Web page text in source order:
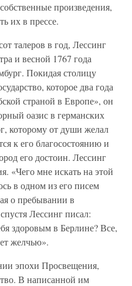
произведения,
их в прессе.
талеров в год, Лессинг
и весной 1767 года
Покидая столицу
которое два года
страной в Европе», он
оазис в германских
которому от души желал
к его благосостоянию и
его достоин. Лессинг
«Чего мне искать на этой
в одном из его писем
о пребывании в
Лессинг писал:
здоровым в Берлине? Все,
желчью».
эпохи Просвещения,
В написанной им